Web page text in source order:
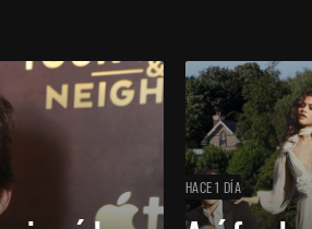
HACE 1 DÍA